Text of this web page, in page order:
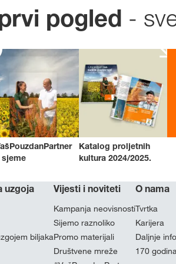
pogled -
sjeme
Katalog proljetnih
kultura 2024/2025.
uzgoja
biljaka
Vijesti i noviteti
Kampanja neovisnosti
Sijemo raznoliko
Promo materijali
Društvene mreže
O nama
Tvrtka
Karijera
Daljnje
170